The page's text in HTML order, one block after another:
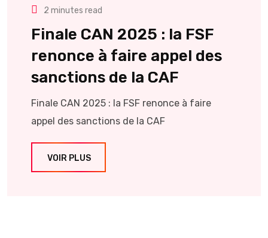
2 minutes read
Finale CAN 2025 : la FSF
renonce à faire appel des
sanctions de la CAF ‎
Finale CAN 2025 : la FSF renonce à faire
appel des sanctions de la CAF ‎
VOIR PLUS